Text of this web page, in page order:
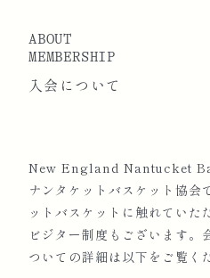
2020
コピーライター・
自身のポッドキャ
ケット」の配信ス
海に関わる環境、
紹介する雑誌『
ABOUT
MEMBERSHIP
入会について
New England Nantucket
ナンタケットバスケット協会
ットバスケットに触れていた
ビジター制度もございます
ついての詳細は以下をご覧く